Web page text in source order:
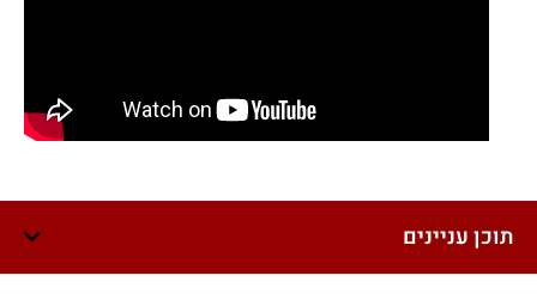
תוכן עניינים